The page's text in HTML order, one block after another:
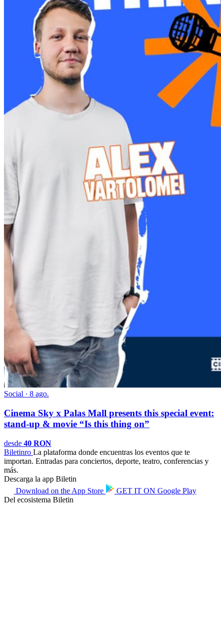
Social · 8 ago.
Cinema Sky x Palas Mall presents this special event:
stand-up & movie “Is this thing on”
desde 40 RON
Biletinro La plataforma donde encuentras los eventos que te
importan. Entradas para conciertos, deporte, teatro, conferencias y
más.
Descarga la app Biletin
Download on the App Store GET IT ON Google Play
Del ecosistema Biletin